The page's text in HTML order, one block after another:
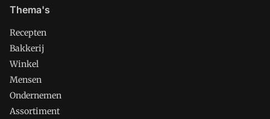
Thema's
Recepten
Bakkerij
Winkel
Mensen
Ondernemen
Assortiment